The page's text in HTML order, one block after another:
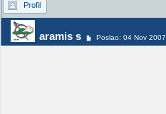
Profil
aramis s Poslao: 04 Nov